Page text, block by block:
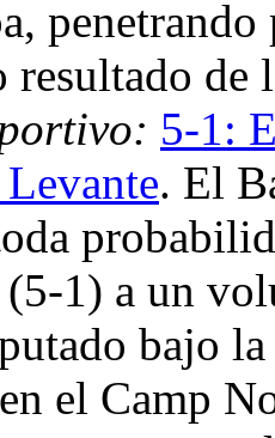
penetrando
resultado
5-1:
Levante. El
(5-1) a un
bajo
el Camp